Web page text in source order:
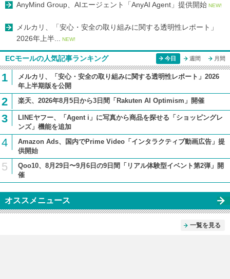
AnyMind Group、AIエージェント「AnyAI Agent」提供開始 NEW!
メルカリ、「安心・安全の取り組みに関する透明性レポート」
2026年上半...
NEW!
ECモールの人気記事ランキング 今日 週間 月間
1
メルカリ、「安心・安全の取り組みに関する透明性レポート」2026
年上半期版を公開
2 楽天、2026年8月5日から3日間「Rakuten AI Optimism」開催
3
LINEヤフー、「Agent i」に写真から商品を探せる「ショッピングレ
ンズ」機能を追加
4
Amazon Ads、国内でPrime Video「インタラクティブ動画広告」提
供開始
5
Qoo10、8月29日〜9月6日の9日間「リアル体験型イベント第2弾」開
催
オススメニュース
一覧を見る